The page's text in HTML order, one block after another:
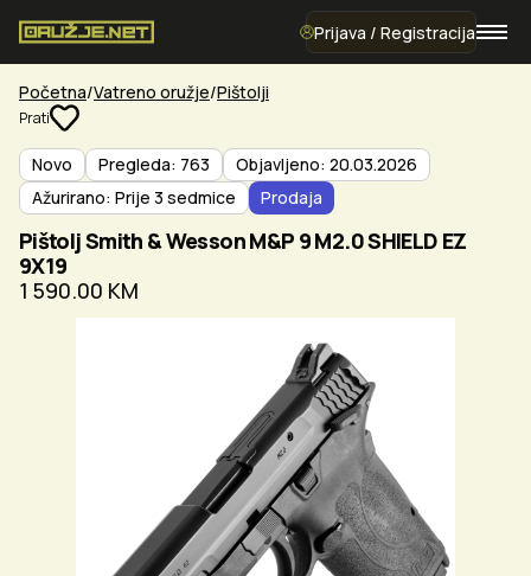
Prijava / Registracija
Početna Vatreno oružje Pištolji
Prati
Novo Pregleda: 763
Objavljeno: 20.03.2026
Ažurirano: Prije 3 sedmice
Prodaja
Pištolj Smith & Wesson M&P 9 M2.0 SHIELD EZ
9X19
1 590.00 KM